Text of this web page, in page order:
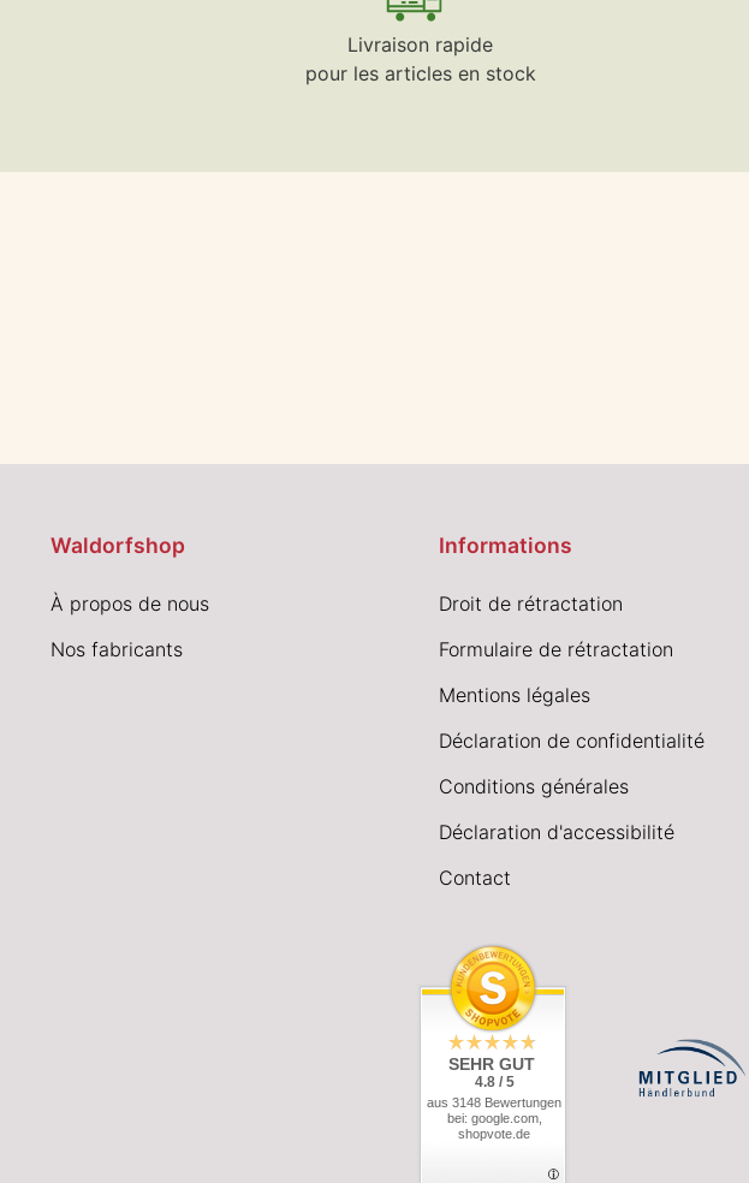
Livraison rapide
pour les articles en stock
Waldorfshop
À propos de nous
Nos fabricants
Informations
Droit de rétractation
Formulaire de rétractation
Mentions légales
Déclaration de confidentialité
Conditions générales
Déclaration d'accessibilité
Contact
SEHR GUT
4.8 / 5
aus 3148 Bewertungen
bei: google.com,
shopvote.de